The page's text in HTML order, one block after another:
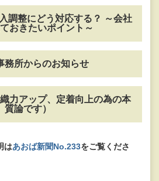
調整にどう対応する？ ～会社
おきたいポイント～
務所からのお知らせ
力アップ、定着向上の為の本
質論です）
はあおば新聞No.233をご覧くださ